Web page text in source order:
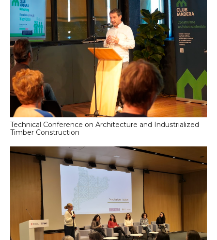
Technical Conference on Architecture and Industrialized
Timber Construction